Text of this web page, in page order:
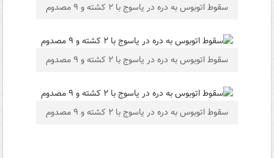
سقوط اتوبوس به دره در یاسوج با ۲ کشته و ۹ مصدوم
سقوط اتوبوس به دره در یاسوج با ۲ کشته و ۹ مصدوم
سقوط اتوبوس به دره در یاسوج با ۲ کشته و ۹ مصدوم